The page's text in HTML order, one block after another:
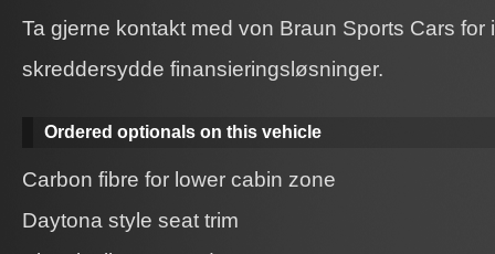
Ta gjerne kontakt med von Braun Sports Cars for
skreddersydde finansieringsløsninger.
Ordered optionals on this vehicle
Carbon fibre for lower cabin zone
Daytona style seat trim